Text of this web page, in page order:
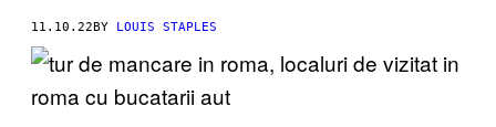
11.10.22BY LOUIS STAPLES